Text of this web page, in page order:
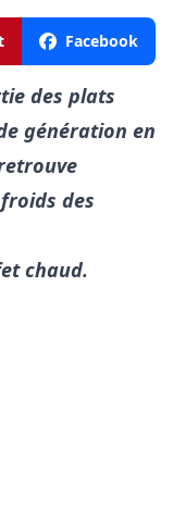
Facebook
des plats
génération en
des
chaud.